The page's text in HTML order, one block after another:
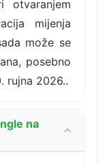
otvaranjem
mijenja
može se
posebno
rujna 2026..
na